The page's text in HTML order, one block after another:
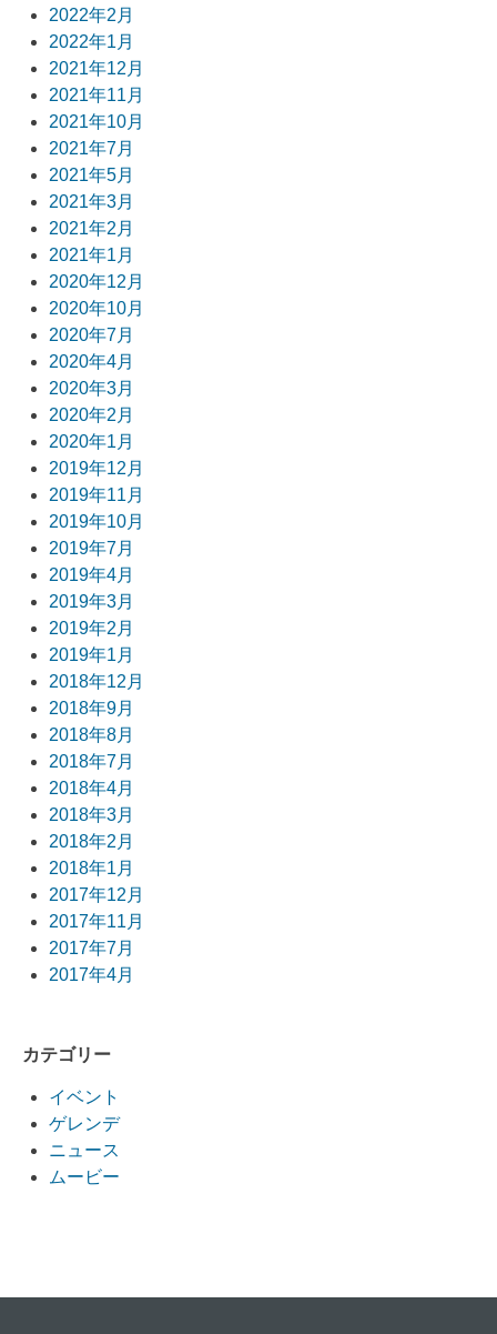
2022年2月
2022年1月
2021年12月
2021年11月
2021年10月
2021年7月
2021年5月
2021年3月
2021年2月
2021年1月
2020年12月
2020年10月
2020年7月
2020年4月
2020年3月
2020年2月
2020年1月
2019年12月
2019年11月
2019年10月
2019年7月
2019年4月
2019年3月
2019年2月
2019年1月
2018年12月
2018年9月
2018年8月
2018年7月
2018年4月
2018年3月
2018年2月
2018年1月
2017年12月
2017年11月
2017年7月
2017年4月
カテゴリー
イベント
ゲレンデ
ニュース
ムービー